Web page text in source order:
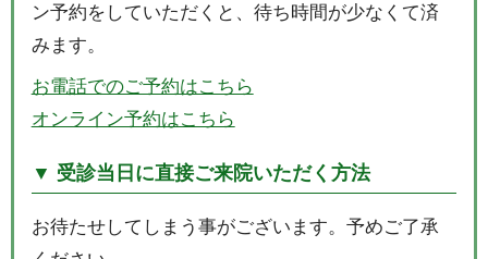
ン予約をしていただくと、待ち時間が少なくて済
みます。
お電話でのご予約はこちら
オンライン予約はこちら
▼ 受診当日に直接ご来院いただく方法
お待たせしてしまう事がございます。予めご了承